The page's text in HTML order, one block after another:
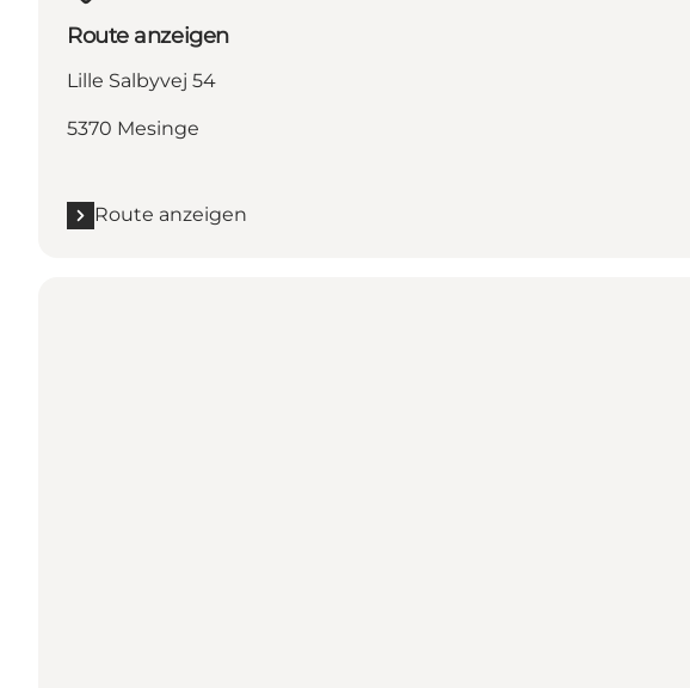
Route anzeigen
Lille Salbyvej 54
5370 Mesinge
Route anzeigen